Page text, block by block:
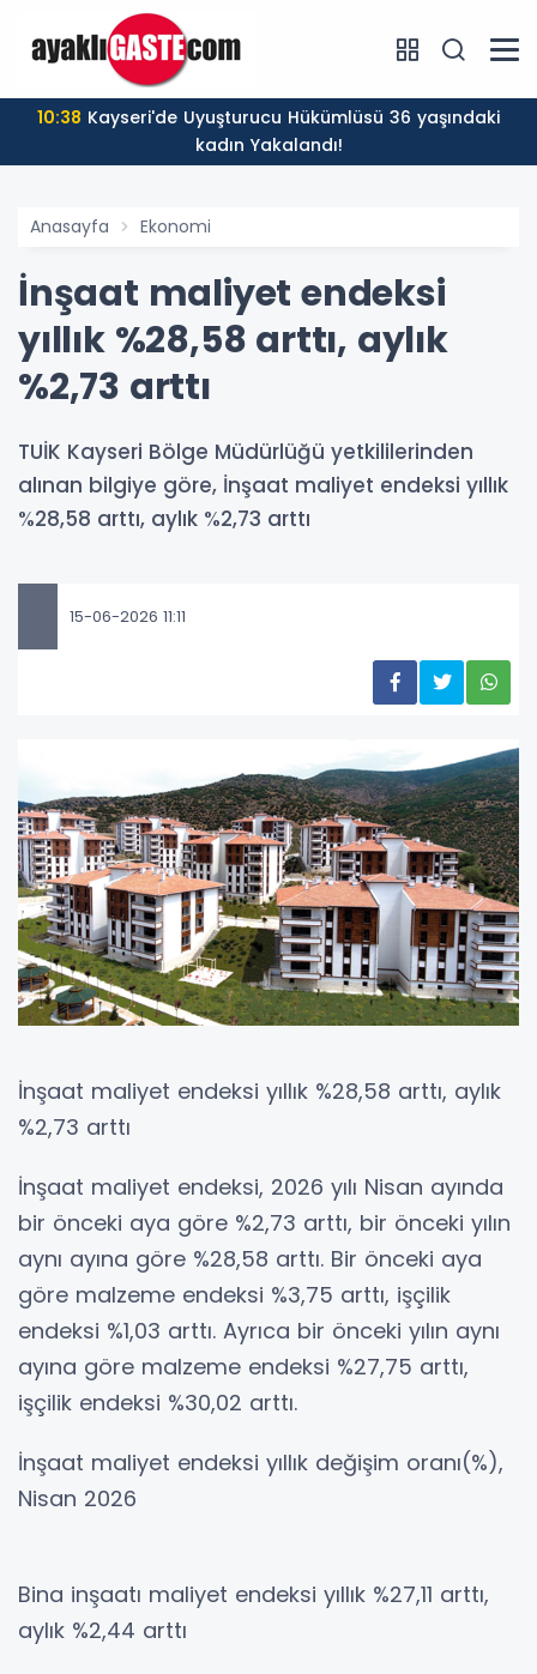
10:38
kadın Yakalandı!
Anasayfa Ekonomi
İnşaat maliyet endeksi
yıllık %28,58 arttı, aylık
%2,73 arttı
TUİK Kayseri Bölge Müdürlüğü yetkililerinden
alınan bilgiye göre, İnşaat maliyet endeksi yıllık
%28,58 arttı, aylık %2,73 arttı
15-06-2026 11:11
İnşaat maliyet endeksi yıllık %28,58 arttı, aylık
%2,73 arttı
İnşaat maliyet endeksi, 2026 yılı Nisan ayında
bir önceki aya göre %2,73 arttı, bir önceki yılın
aynı ayına göre %28,58 arttı. Bir önceki aya
göre malzeme endeksi %3,75 arttı, işçilik
endeksi %1,03 arttı. Ayrıca bir önceki yılın aynı
ayına göre malzeme endeksi %27,75 arttı,
işçilik endeksi %30,02 arttı.
İnşaat maliyet endeksi yıllık değişim oranı(%),
Nisan 2026
Bina inşaatı maliyet endeksi yıllık %27,11 arttı,
aylık %2,44 arttı